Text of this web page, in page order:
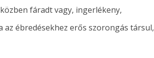
fáradt vagy, ingerlékeny,
az ébredésekhez erős szorongás társul,